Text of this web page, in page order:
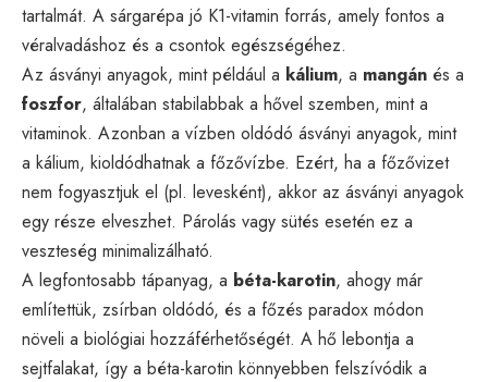
tartalmát. A sárgarépa jó K1-vitamin forrás, amely fontos a
véralvadáshoz és a csontok egészségéhez.
Az ásványi anyagok, mint például a kálium, a mangán és a
foszfor, általában stabilabbak a hővel szemben, mint a
vitaminok. Azonban a vízben oldódó ásványi anyagok, mint
a kálium, kioldódhatnak a főzővízbe. Ezért, ha a főzővizet
nem fogyasztjuk el (pl. levesként), akkor az ásványi anyagok
egy része elveszhet. Párolás vagy sütés esetén ez a
veszteség minimalizálható.
A legfontosabb tápanyag, a béta-karotin, ahogy már
említettük, zsírban oldódó, és a főzés paradox módon
növeli a biológiai hozzáférhetőségét. A hő lebontja a
sejtfalakat, így a béta-karotin könnyebben felszívódik a